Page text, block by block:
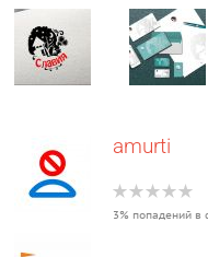
amurti
3% попадений в